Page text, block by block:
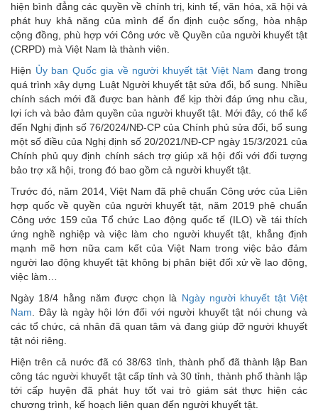
hiện bình đẳng các quyền về chính trị, kinh tế, văn hóa, xã hội và
phát huy khả năng của mình để ổn định cuộc sống, hòa nhập
cộng đồng, phù hợp với Công ước về Quyền của người khuyết tật
(CRPD) mà Việt Nam là thành viên.
Hiện Ủy ban Quốc gia về người khuyết tật Việt Nam đang trong
quá trình xây dựng Luật Người khuyết tật sửa đổi, bổ sung. Nhiều
chính sách mới đã được ban hành để kịp thời đáp ứng nhu cầu,
lợi ích và bảo đảm quyền của người khuyết tật. Mới đây, có thể kể
đến Nghị định số 76/2024/NĐ-CP của Chính phủ sửa đổi, bổ sung
một số điều của Nghị định số 20/2021/NĐ-CP ngày 15/3/2021 của
Chính phủ quy định chính sách trợ giúp xã hội đối với đối tượng
bảo trợ xã hội, trong đó bao gồm cả người khuyết tật.
Trước đó, năm 2014, Việt Nam đã phê chuẩn Công ước của Liên
hợp quốc về quyền của người khuyết tật, năm 2019 phê chuẩn
Công ước 159 của Tổ chức Lao động quốc tế (ILO) về tái thích
ứng nghề nghiệp và việc làm cho người khuyết tật, khẳng định
mạnh mẽ hơn nữa cam kết của Việt Nam trong việc bảo đảm
người lao động khuyết tật không bị phân biệt đối xử về lao động,
việc làm…
Ngày 18/4 hằng năm được chọn là Ngày người khuyết tật Việt
Nam. Đây là ngày hội lớn đối với người khuyết tật nói chung và
các tổ chức, cá nhân đã quan tâm và đang giúp đỡ người khuyết
tật nói riêng.
Hiện trên cả nước đã có 38/63 tỉnh, thành phố đã thành lập Ban
công tác người khuyết tật cấp tỉnh và 30 tỉnh, thành phố thành lập
tới cấp huyện đã phát huy tốt vai trò giám sát thực hiện các
chương trình, kế hoạch liên quan đến người khuyết tật.